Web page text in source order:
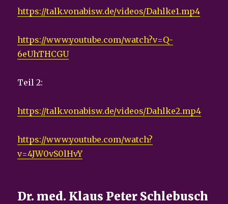
https://talk.vonabisw.de/videos/Dahlke1.mp4
https://www.youtube.com/watch?v=Q-
6eUhTHCGU
Teil 2:
https://talk.vonabisw.de/videos/Dahlke2.mp4
https://www.youtube.com/watch?
v=4JW0vS0lHvY
Dr. med. Klaus Peter Schlebusch